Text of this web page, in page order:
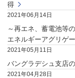
得
2021年06月14日
～再エネ、蓄電池等
エネルギーアグリゲ
2021年05月11日
バングラデシュ支店
2021年04月28日